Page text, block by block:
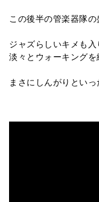
この後半の管楽器隊
ジャズらしいキメも
淡々とウォーキングを
まさにしんがりとい